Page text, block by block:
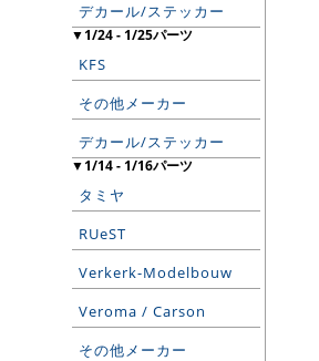
デカール/ステッカー
▼1/24 - 1/25パーツ
KFS
その他メーカー
デカール/ステッカー
▼1/14 - 1/16パーツ
タミヤ
RUeST
Verkerk-Modelbouw
Veroma / Carson
その他メーカー